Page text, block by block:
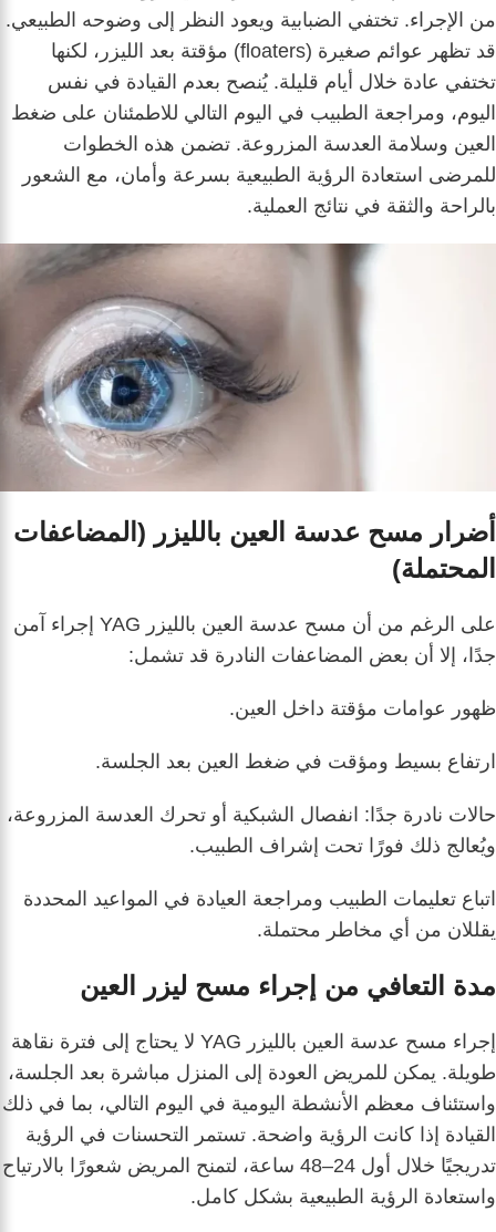
من الإجراء. تختفي الضبابية ويعود النظر إلى وضوحه الطبيعي.
قد تظهر عوائم صغيرة (floaters) مؤقتة بعد الليزر، لكنها
تختفي عادة خلال أيام قليلة. يُنصح بعدم القيادة في نفس
اليوم، ومراجعة الطبيب في اليوم التالي للاطمئنان على ضغط
العين وسلامة العدسة المزروعة. تضمن هذه الخطوات
للمرضى استعادة الرؤية الطبيعية بسرعة وأمان، مع الشعور
بالراحة والثقة في نتائج العملية.
أضرار مسح عدسة العين بالليزر (المضاعفات
المحتملة)
على الرغم من أن مسح عدسة العين بالليزر YAG إجراء آمن
جدًا، إلا أن بعض المضاعفات النادرة قد تشمل:
ظهور عوامات مؤقتة داخل العين.
ارتفاع بسيط ومؤقت في ضغط العين بعد الجلسة.
حالات نادرة جدًا: انفصال الشبكية أو تحرك العدسة المزروعة،
ويُعالج ذلك فورًا تحت إشراف الطبيب.
اتباع تعليمات الطبيب ومراجعة العيادة في المواعيد المحددة
يقللان من أي مخاطر محتملة.
مدة التعافي من إجراء مسح ليزر العين
إجراء مسح عدسة العين بالليزر YAG لا يحتاج إلى فترة نقاهة
طويلة. يمكن للمريض العودة إلى المنزل مباشرة بعد الجلسة،
واستئناف معظم الأنشطة اليومية في اليوم التالي، بما في ذلك
القيادة إذا كانت الرؤية واضحة. تستمر التحسنات في الرؤية
تدريجيًا خلال أول 24–48 ساعة، لتمنح المريض شعورًا بالارتياح
واستعادة الرؤية الطبيعية بشكل كامل.